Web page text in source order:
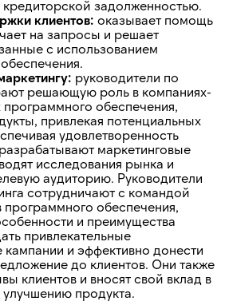
задолженностью.
клиентов: оказывает помощь
на запросы и решает
с использованием
руководители по
решающую роль в компаниях-
программного обеспечения,
привлекая потенциальных
удовлетворенность
маркетинговые
исследования рынка и
аудиторию. Руководители
сотрудничают с командой
программного обеспечения,
и преимущества
привлекательные
кампании и эффективно донести
до клиентов. Они также
клиентов и вносят свой вклад в
продукта.